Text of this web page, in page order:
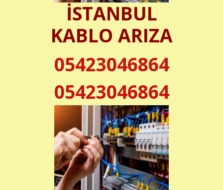
İSTANBUL
KABLO ARIZA
05423046864
05423046864